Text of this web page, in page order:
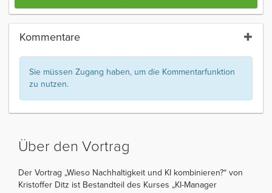
Kommentare
Sie müssen Zugang haben, um die Kommentarfunktion
zu nutzen.
Über den Vortrag
Der Vortrag „Wieso Nachhaltigkeit und KI kombinieren?“ von
Kristoffer Ditz ist Bestandteil des Kurses „KI-Manager